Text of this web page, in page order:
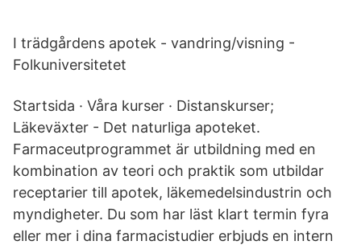
I trädgårdens apotek - vandring/visning -
Folkuniversitetet
Startsida · Våra kurser · Distanskurser;
Läkeväxter - Det naturliga apoteket.
Farmaceutprogrammet är utbildning med en
kombination av teori och praktik som utbildar
receptarier till apotek, läkemedelsindustrin och
myndigheter. Du som har läst klart termin fyra
eller mer i dina farmacistudier erbjuds en intern